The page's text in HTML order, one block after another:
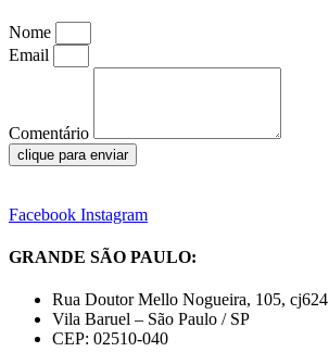
Nome
Email
Comentário
clique para enviar
Facebook Instagram
GRANDE SÃO PAULO:
Rua Doutor Mello Nogueira, 105, cj624
Vila Baruel – São Paulo / SP
CEP: 02510-040